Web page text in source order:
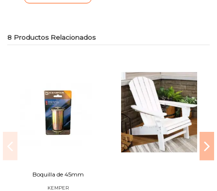
8 Productos Relacionados
Boquilla de 45mm
KEMPER